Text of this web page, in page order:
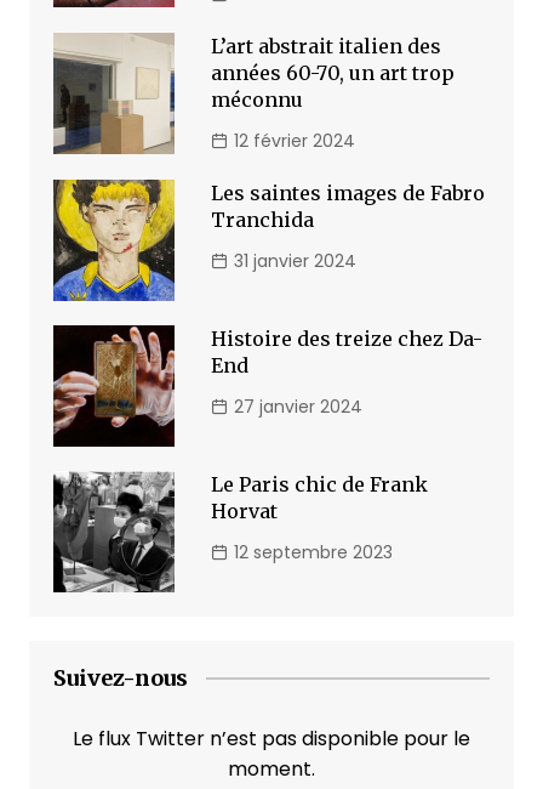
L’art abstrait italien des
années 60-70, un art trop
méconnu
12 février 2024
Les saintes images de Fabro
Tranchida
31 janvier 2024
Histoire des treize chez Da-
End
27 janvier 2024
Le Paris chic de Frank
Horvat
12 septembre 2023
Suivez-nous
Le flux Twitter n’est pas disponible pour le
moment.